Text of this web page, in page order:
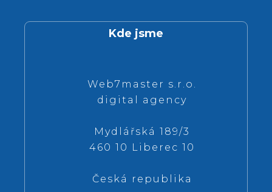
Kde jsme
Web7master s.r.o.
digital agency
Mydlářská 189/3
460 10 Liberec 10
Česká republika